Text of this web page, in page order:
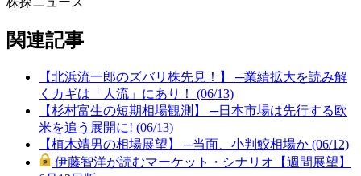
関連記事
【北浜流一郎のズバリ株先見！】 ─業績拡大を読み解
くカギは「人流」にあり！ (06/13)
【杉村富生の短期相場観測】 ─日本市場は先行する欧
米を追う展開に! (06/13)
【植木靖男の相場展望】 ─当面、小判鮫相場か (06/12)
伊藤智洋が読むマーケット・シナリオ【週間展望】